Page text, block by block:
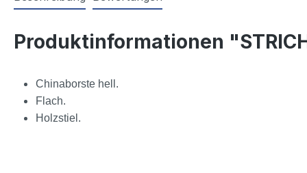
Produktinformationen
Chinaborste hell.
Flach.
Holzstiel.